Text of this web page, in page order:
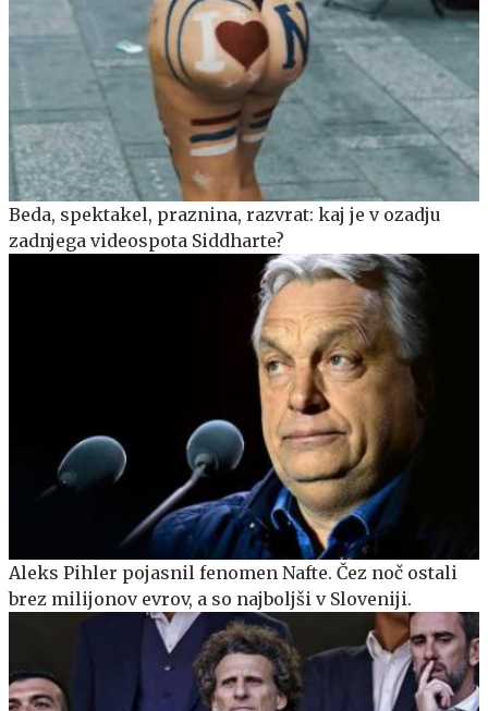
Beda, spektakel, praznina, razvrat: kaj je v ozadju
zadnjega videospota Siddharte?
Aleks Pihler pojasnil fenomen Nafte. Čez noč ostali
brez milijonov evrov, a so najboljši v Sloveniji.